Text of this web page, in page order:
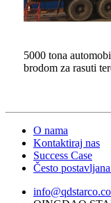
5000 tona
brodom za rasuti
O nama
Kontaktiraj nas
Success Case
Često